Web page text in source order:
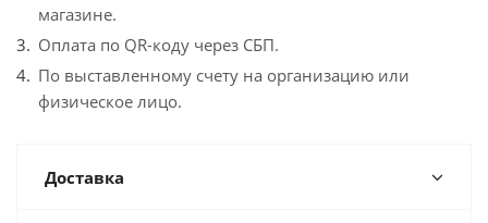
магазине.
Оплата по QR-коду через СБП.
По выставленному счету на организацию или
физическое лицо.
Доставка